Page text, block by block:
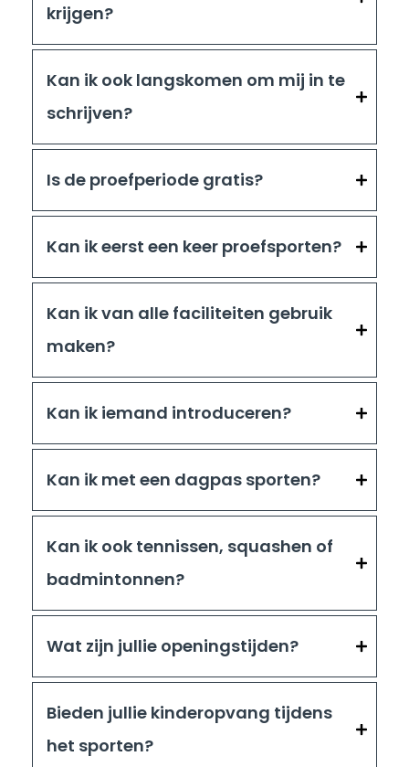
krijgen?
Kan ik ook langskomen om mij in te
schrijven?
Is de proefperiode gratis?
Kan ik eerst een keer proefsporten?
Kan ik van alle faciliteiten gebruik
maken?
Kan ik iemand introduceren?
Kan ik met een dagpas sporten?
Kan ik ook tennissen, squashen of
badmintonnen?
Wat zijn jullie openingstijden?
Bieden jullie kinderopvang tijdens
het sporten?